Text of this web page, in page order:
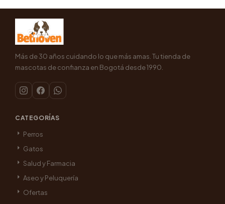
Más de 30 años cuidando lo que más amas. Tu tienda de
mascotas de confianza en Bogotá desde 1990.
CATEGORÍAS
Perros
Gatos
Salud y Farmacia
Aseo y Peluquería
Ofertas